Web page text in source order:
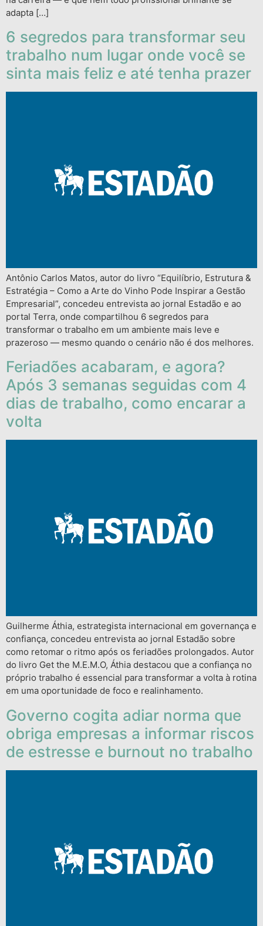
adapta […]
6 segredos para transformar seu
trabalho num lugar onde você se
sinta mais feliz e até tenha prazer
Antônio Carlos Matos, autor do livro “Equilíbrio, Estrutura &
Estratégia – Como a Arte do Vinho Pode Inspirar a Gestão
Empresarial”, concedeu entrevista ao jornal Estadão e ao
portal Terra, onde compartilhou 6 segredos para
transformar o trabalho em um ambiente mais leve e
prazeroso — mesmo quando o cenário não é dos melhores.
Feriadões acabaram, e agora?
Após 3 semanas seguidas com 4
dias de trabalho, como encarar a
volta
Guilherme Áthia, estrategista internacional em governança e
confiança, concedeu entrevista ao jornal Estadão sobre
como retomar o ritmo após os feriadões prolongados. Autor
do livro Get the M.E.M.O, Áthia destacou que a confiança no
próprio trabalho é essencial para transformar a volta à rotina
em uma oportunidade de foco e realinhamento.
Governo cogita adiar norma que
obriga empresas a informar riscos
de estresse e burnout no trabalho